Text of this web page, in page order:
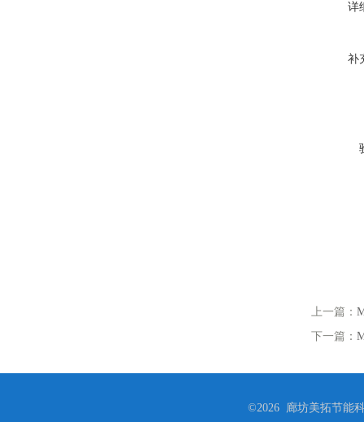
详
补
上一篇：
下一篇：
©2026 廊坊美拓节能